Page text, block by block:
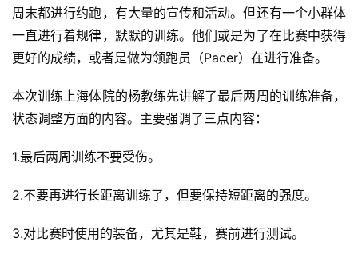
周末都进行约跑，有大量的宣传和活动。但还有一个小群体
一直进行着规律，默默的训练。他们或是为了在比赛中获得
更好的成绩，或者是做为领跑员（Pacer）在进行准备。
本次训练上海体院的杨教练先讲解了最后两周的训练准备，
状态调整方面的内容。主要强调了三点内容：
1.最后两周训练不要受伤。
2.不要再进行长距离训练了，但要保持短距离的强度。
3.对比赛时使用的装备，尤其是鞋，赛前进行测试。